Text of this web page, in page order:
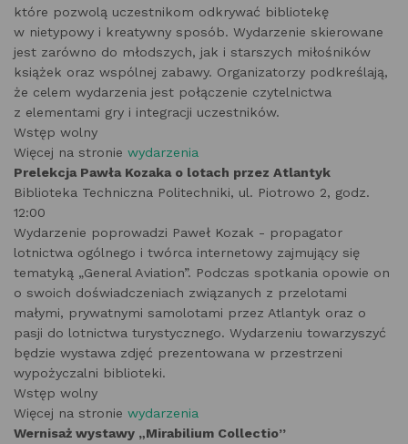
które pozwolą uczestnikom odkrywać bibliotekę
w nietypowy i kreatywny sposób. Wydarzenie skierowane
jest zarówno do młodszych, jak i starszych miłośników
książek oraz wspólnej zabawy. Organizatorzy podkreślają,
że celem wydarzenia jest połączenie czytelnictwa
z elementami gry i integracji uczestników.
Wstęp wolny
Więcej na stronie wydarzenia
Prelekcja Pawła Kozaka o lotach przez Atlantyk
Biblioteka Techniczna Politechniki, ul. Piotrowo 2, godz.
12:00
Wydarzenie poprowadzi Paweł Kozak - propagator
lotnictwa ogólnego i twórca internetowy zajmujący się
tematyką „General Aviation”. Podczas spotkania opowie on
o swoich doświadczeniach związanych z przelotami
małymi, prywatnymi samolotami przez Atlantyk oraz o
pasji do lotnictwa turystycznego. Wydarzeniu towarzyszyć
będzie wystawa zdjęć prezentowana w przestrzeni
wypożyczalni biblioteki.
Wstęp wolny
Więcej na stronie wydarzenia
Wernisaż wystawy „Mirabilium Collectio”